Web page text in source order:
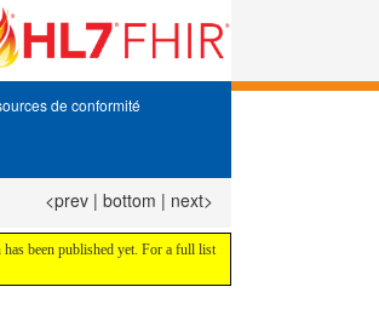
de conformité
<prev | bottom | next>
been published yet. For a full list